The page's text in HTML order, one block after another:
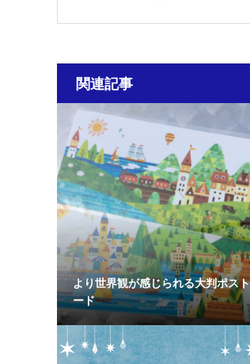
関連記事
より世界観が感じられる大判ポス
ード